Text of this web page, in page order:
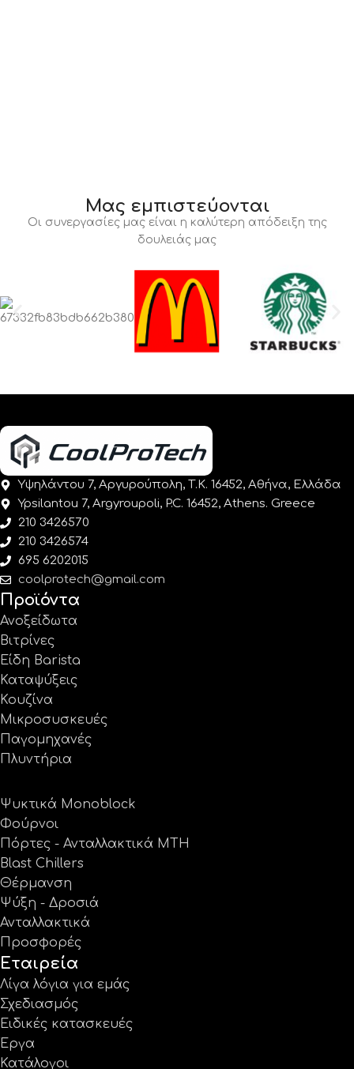
Μας εμπιστεύονται
Οι συνεργασίες μας είναι η καλύτερη απόδειξη της
δουλειάς μας
Υψηλάντου 7, Αργυρούπολη, Τ.Κ. 16452, Αθήνα, Ελλάδα
Ypsilantou 7, Argyroupoli, P.C. 16452, Athens. Greece
210 3426570
210 3426574
695 6202015
coolprotech@gmail.com
Προϊόντα
Ανοξείδωτα
Βιτρίνες
Είδη Barista
Καταψύξεις
Κουζίνα
Μικροσυσκευές
Παγομηχανές
Πλυντήρια
Ψυκτικά Monoblock
Φούρνοι
Πόρτες - Ανταλλακτικά MTH
Blast Chillers
Θέρμανση
Ψύξη - Δροσιά
Ανταλλακτικά
Προσφορές
Εταιρεία
Λίγα λόγια για εμάς
Σχεδιασμός
Ειδικές κατασκευές
Έργα
Κατάλογοι